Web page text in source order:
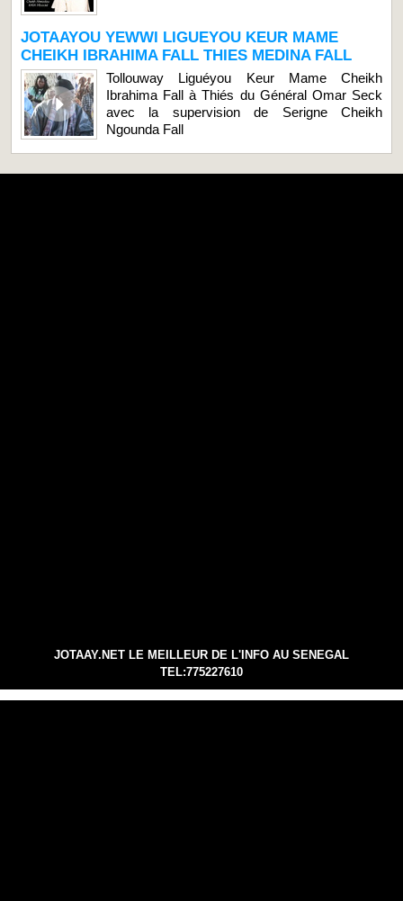
JOTAAYOU YEWWI LIGUEYOU KEUR MAME
CHEIKH IBRAHIMA FALL THIES MEDINA FALL
Tollouway Liguéyou Keur Mame Cheikh
Ibrahima Fall à Thiés du Général Omar Seck
avec la supervision de Serigne Cheikh
Ngounda Fall
JOTAAY.NET LE MEILLEUR DE L'INFO AU SENEGAL
TEL:775227610